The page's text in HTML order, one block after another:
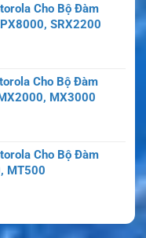
Cho Bộ Đàm
SRX2200
Cho Bộ Đàm
MX3000
Cho Bộ Đàm
MT500